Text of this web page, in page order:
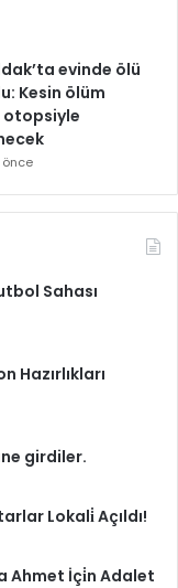
evinde ölü
Kesin ölüm
otopsiyle
Sahası
Hazırlıkları
girdiler.
Lokali̇ Açıldı!
Ahmet İçi̇n Adalet